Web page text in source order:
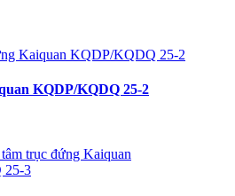
KQDP/KQDQ 25-2